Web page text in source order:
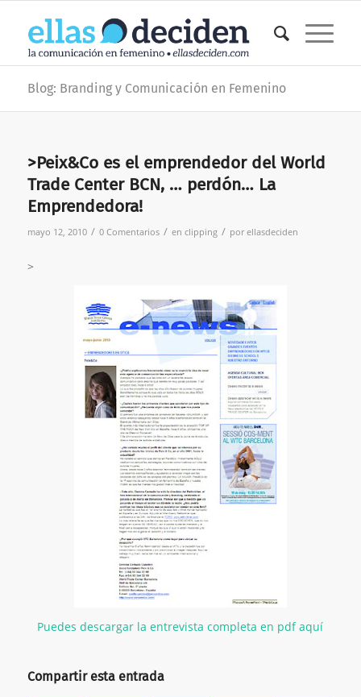
Blog: Branding y Comunicación en Femenino
>Peix&Co es el emprendedor del World
Trade Center BCN, … perdón… La
Emprendedora!
mayo 12, 2010 / 0 Comentarios / en clipping / porellasdeciden
>
Puedes descargar la entrevista completa en pdf aquí
Compartir esta entrada